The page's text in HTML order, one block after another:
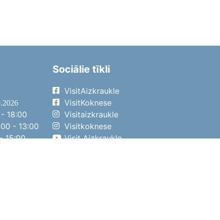
18:00
- 13:00
15:00
Sociālie tīkli
VisitAizkraukle
VisitKoknese
Visitaizkraukle
Visitkoknese
Visit Aizkraukle